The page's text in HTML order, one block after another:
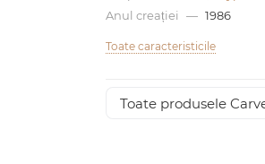
Anul creației
— 1986
Toate caracteristicile
Toate produsele